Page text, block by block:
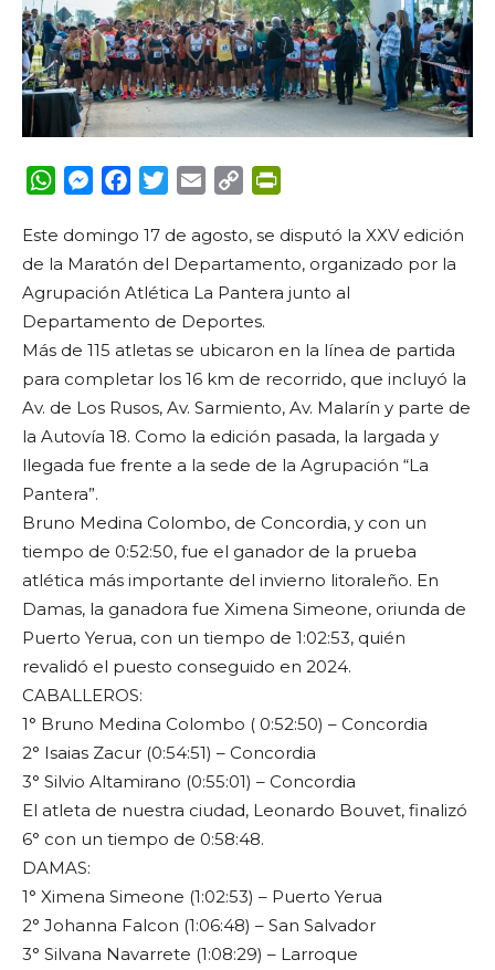
WhatsApp
Messenger
FacebookTwitterEmail Copy
Este domingo 17 de agosto, se disputó la XXV edición
de la Maratón del Departamento, organizado por la
Agrupación Atlética La Pantera junto al
Departamento de Deportes.
Más de 115 atletas se ubicaron en la línea de partida
para completar los 16 km de recorrido, que incluyó la
Av. de Los Rusos, Av. Sarmiento, Av. Malarín y parte de
la Autovía 18. Como la edición pasada, la largada y
llegada fue frente a la sede de la Agrupación “La
Pantera”.
Bruno Medina Colombo, de Concordia, y con un
tiempo de 0:52:50, fue el ganador de la prueba
atlética más importante del invierno litoraleño. En
Damas, la ganadora fue Ximena Simeone, oriunda de
Puerto Yerua, con un tiempo de 1:02:53, quién
revalidó el puesto conseguido en 2024.
CABALLEROS:
1° Bruno Medina Colombo ( 0:52:50) – Concordia
2° Isaias Zacur (0:54:51) – Concordia
3° Silvio Altamirano (0:55:01) – Concordia
El atleta de nuestra ciudad, Leonardo Bouvet, finalizó
6° con un tiempo de 0:58:48.
DAMAS:
1° Ximena Simeone (1:02:53) – Puerto Yerua
2° Johanna Falcon (1:06:48) – San Salvador
3° Silvana Navarrete (1:08:29) – Larroque